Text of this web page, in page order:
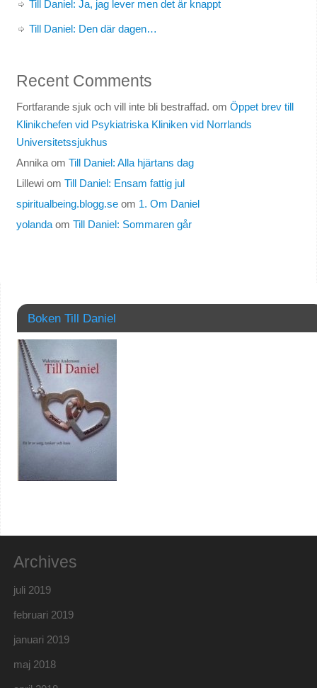
Till Daniel: Ja, jag lever men det är knappt
Till Daniel: Den där dagen…
Recent Comments
Fortfarande sjuk och vill inte bli bestraffad. om Öppet brev till
Klinikchefen vid Psykiatriska Kliniken vid Norrlands
Universitetssjukhus
Annikaom Till Daniel: Alla hjärtans dag
Lillewiom Till Daniel: Ensam fattig jul
spiritualbeing.blogg.seom 1. Om Daniel
yolandaom Till Daniel: Sommaren går
Boken Till Daniel
Archives
juli 2019
februari 2019
januari 2019
maj 2018